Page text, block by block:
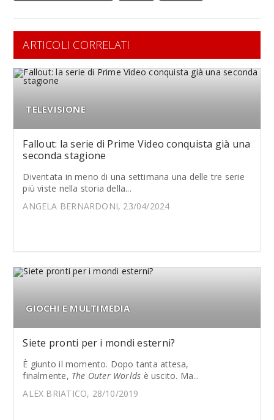
ARTICOLI CORRELATI
TELEVISIONE
Fallout: la serie di Prime Video conquista già una
seconda stagione
Diventata in meno di una settimana una delle tre serie
più viste nella storia della...
ANGELA BERNARDONI, 23/04/2024
GIOCHI E MULTIMEDIA
Siete pronti per i mondi esterni?
È giunto il momento. Dopo tanta attesa,
finalmente, The Outer Worlds è uscito. Ma...
ALEX BRIATICO, 28/10/2019